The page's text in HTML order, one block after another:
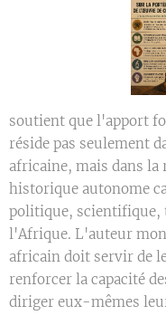
soutient que l'apport
réside pas seulement
africaine, mais dans
historique autonome
politique, scientifique,
l'Afrique. L'auteur
africain doit servir de
renforcer la capacité
diriger eux-mêmes